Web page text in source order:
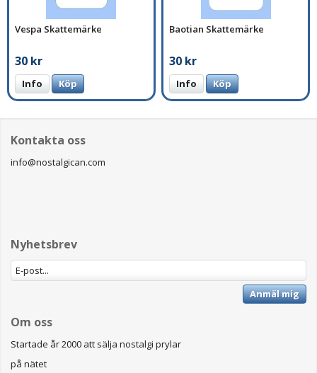
Vespa Skattemärke
30 kr
Info Köp
Baotian Skattemärke
30 kr
Info Köp
Kontakta oss
info@nostalgican.com
Nyhetsbrev
Anmäl mig
Om oss
Startade år 2000 att sälja nostalgi prylar
på nätet